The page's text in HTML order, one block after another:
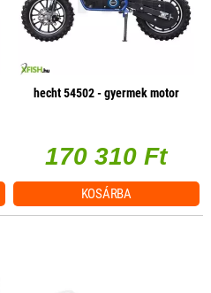
hecht 54502 - gyermek motor
170 310 Ft
KOSÁRBA